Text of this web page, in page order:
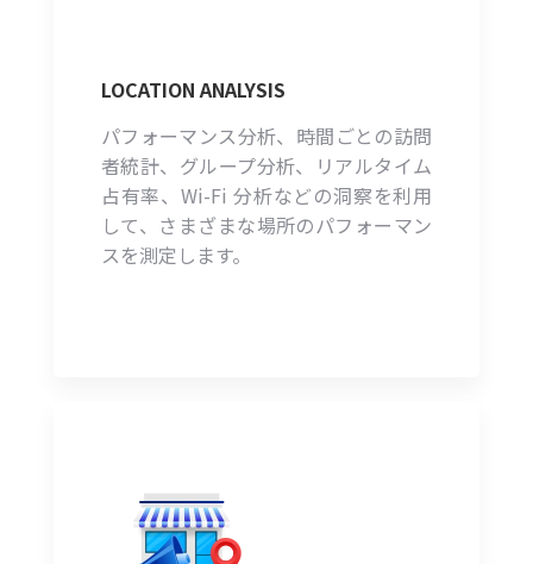
LOCATION ANALYSIS
パフォーマンス分析、時間ごとの訪問
者統計、グループ分析、リアルタイム
占有率、Wi-Fi 分析などの洞察を利用
して、さまざまな場所のパフォーマン
スを測定します。